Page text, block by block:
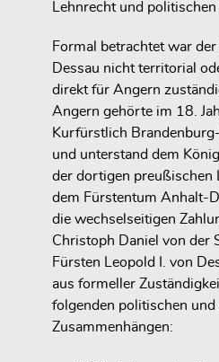
Lehnrecht und
Formal betrachtet war
Dessau nicht territorial
direkt für Angern
Angern gehörte im 18.
Kurfürstlich
und unterstand dem
der dortigen preußischen
dem Fürstentum Anhalt-
die wechselseitigen
Christoph Daniel von der
Fürsten Leopold I. von
aus formeller
folgenden politischen und
Zusammenhängen: